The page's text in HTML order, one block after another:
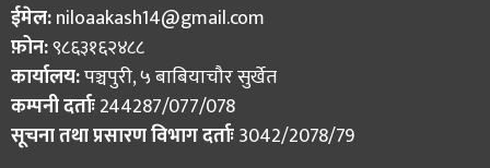
ईमेल:niloaakash14@gmail.com
फ़ोन:९८६३१६२४८८
कार्यालय:पञ्चपुरी, ५ बाबियाचौर सुर्खेत
कम्पनी दर्ताः244287/077/078
सूचना तथा प्रसारण विभाग दर्ताः3042/2078/79